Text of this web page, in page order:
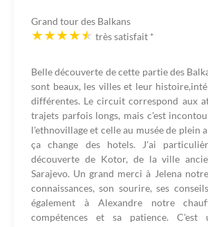
Grand tour des Balkans
très satisfait *
Belle découverte de cette partie des
sont beaux, les villes et leur
différentes. Le circuit correspond aux
trajets parfois longs, mais c'est
l'ethnovillage et celle au musée de plein
ça change des hotels. J'ai
découverte de Kotor, de la ville
Sarajevo. Un grand merci à Jelena
connaissances, son sourire, ses
également à Alexandre notre
compétences et sa patience.